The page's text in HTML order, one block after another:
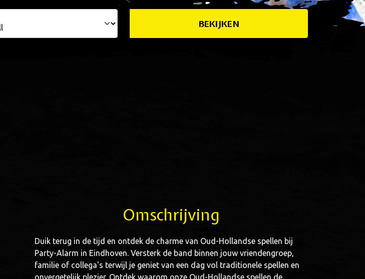
BEKIJKEN
Omschrijving
Duik terug in de tijd en ontdek de charme van Oud-Hollandse spellen bij
Party-Alarm in Eindhoven. Versterk de band binnen jouw vriendengroep,
familie of collega's terwijl je geniet van een dag vol traditionele spellen en
onvergetelijk plezier. Ontdek waarom onze Oud-Hollandse spellen de